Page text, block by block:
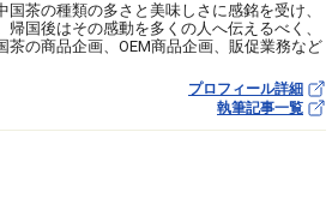
国茶の種類の多さと美味しさに感銘を受け、
帰国後はその感動を多くの人へ伝えるべく、
茶の商品企画、OEM商品企画、販促業務など
プロフィール詳細
執筆記事一覧